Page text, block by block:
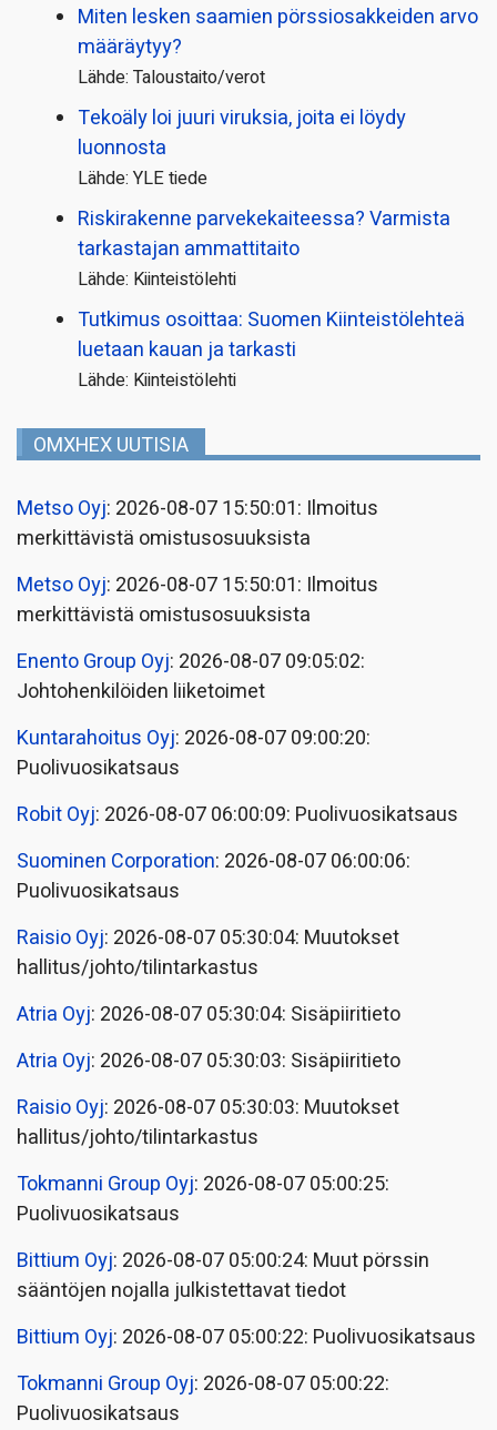
Miten lesken saamien pörssi­osakkeiden arvo
määräytyy?
Lähde: Taloustaito/verot
Tekoäly loi juuri viruksia, joita ei löydy
luonnosta
Lähde: YLE tiede
Riskirakenne parvekekaiteessa? Varmista
tarkastajan ammattitaito
Lähde: Kiinteistölehti
Tutkimus osoittaa: Suomen Kiinteistölehteä
luetaan kauan ja tarkasti
Lähde: Kiinteistölehti
OMXHEX UUTISIA
Metso Oyj: 2026-08-07 15:50:01: Ilmoitus
merkittävistä omistusosuuksista
Metso Oyj: 2026-08-07 15:50:01: Ilmoitus
merkittävistä omistusosuuksista
Enento Group Oyj: 2026-08-07 09:05:02:
Johtohenkilöiden liiketoimet
Kuntarahoitus Oyj: 2026-08-07 09:00:20:
Puolivuosikatsaus
Robit Oyj: 2026-08-07 06:00:09: Puolivuosikatsaus
Suominen Corporation: 2026-08-07 06:00:06:
Puolivuosikatsaus
Raisio Oyj: 2026-08-07 05:30:04: Muutokset
hallitus/johto/tilintarkastus
Atria Oyj: 2026-08-07 05:30:04: Sisäpiiritieto
Atria Oyj: 2026-08-07 05:30:03: Sisäpiiritieto
Raisio Oyj: 2026-08-07 05:30:03: Muutokset
hallitus/johto/tilintarkastus
Tokmanni Group Oyj: 2026-08-07 05:00:25:
Puolivuosikatsaus
Bittium Oyj: 2026-08-07 05:00:24: Muut pörssin
sääntöjen nojalla julkistettavat tiedot
Bittium Oyj: 2026-08-07 05:00:22: Puolivuosikatsaus
Tokmanni Group Oyj: 2026-08-07 05:00:22:
Puolivuosikatsaus